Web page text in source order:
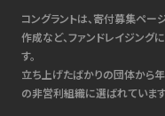
コングラントは、寄付募集ペー
作成など、ファンドレイジン
す。
立ち上げたばかりの団体から
の非営利組織に選ばれています